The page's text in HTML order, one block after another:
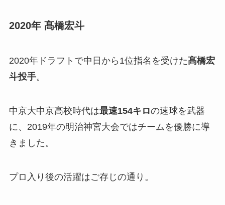
2020年 髙橋宏斗
2020年ドラフトで中日から1位指名を受けた髙橋宏
斗投手。
中京大中京高校時代は最速154キロの速球を武器
に、2019年の明治神宮大会ではチームを優勝に導
きました。
プロ入り後の活躍はご存じの通り。